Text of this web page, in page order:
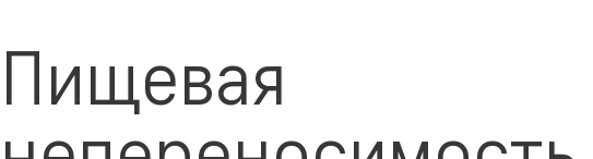
Пищевая